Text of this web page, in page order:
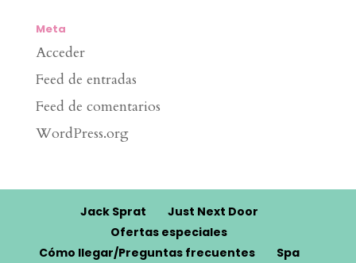
Meta
Acceder
Feed de entradas
Feed de comentarios
WordPress.org
Jack Sprat
Just Next Door
Ofertas especiales
Cómo llegar/Preguntas frecuentes
Spa